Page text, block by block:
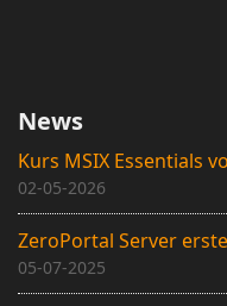
News
Kurs MSIX Essentials
02-05-2026
ZeroPortal Server
05-07-2025